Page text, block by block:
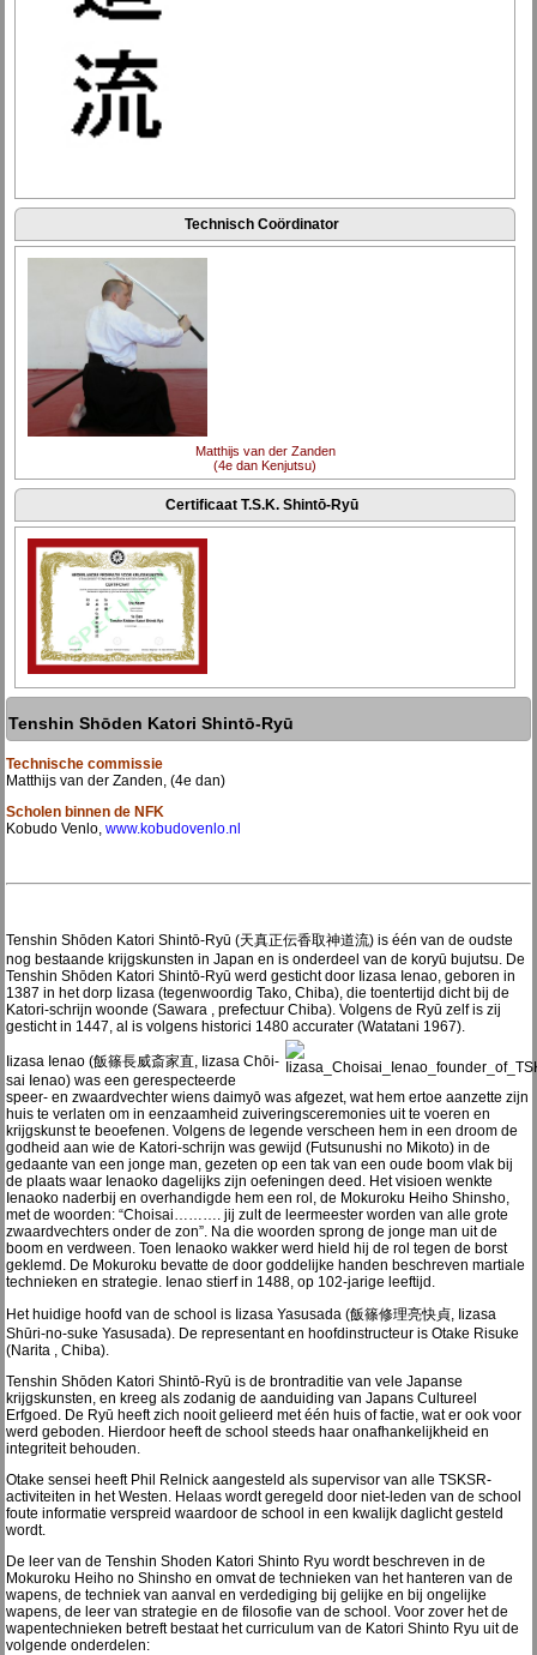
Technisch Coördinator
Matthijs van der Zanden
(4e dan Kenjutsu)
Certificaat T.S.K. Shintō-Ryū
Tenshin Shōden Katori Shintō-Ryū
Technische commissie
Matthijs van der Zanden, (4e dan)
Scholen binnen de NFK
Kobudo Venlo,www.kobudovenlo.nl
Tenshin Shōden Katori Shintō-Ryū (天真正伝香取神道流) is één van de oudste
nog bestaande krijgskunsten in Japan en is onderdeel van de koryū bujutsu. De
Tenshin Shōden Katori Shintō-Ryū werd gesticht door Iizasa Ienao, geboren in
1387 in het dorp Iizasa (tegenwoordig Tako, Chiba), die toentertijd dicht bij de
Katori-schrijn woonde (Sawara , prefectuur Chiba). Volgens de Ryū zelf is zij
gesticht in 1447, al is volgens historici 1480 accurater (Watatani 1967).
Iizasa Ienao (飯篠長威斎家直, Iizasa Chōi-
sai Ienao) was een gerespecteerde
speer- en zwaardvechter wiens daimyō was afgezet, wat hem ertoe aanzette zijn
huis te verlaten om in eenzaamheid zuiveringsceremonies uit te voeren en
krijgskunst te beoefenen. Volgens de legende verscheen hem in een droom de
godheid aan wie de Katori-schrijn was gewijd (Futsunushi no Mikoto) in de
gedaante van een jonge man, gezeten op een tak van een oude boom vlak bij
de plaats waar Ienaoko dagelijks zijn oefeningen deed. Het visioen wenkte
Ienaoko naderbij en overhandigde hem een rol, de Mokuroku Heiho Shinsho,
met de woorden: “Choisai………. jij zult de leermeester worden van alle grote
zwaardvechters onder de zon”. Na die woorden sprong de jonge man uit de
boom en verdween. Toen Ienaoko wakker werd hield hij de rol tegen de borst
geklemd. De Mokuroku bevatte de door goddelijke handen beschreven martiale
technieken en strategie. Ienao stierf in 1488, op 102-jarige leeftijd.
Het huidige hoofd van de school is Iizasa Yasusada (飯篠修理亮快貞, Iizasa
Shūri-no-suke Yasusada). De representant en hoofdinstructeur is Otake Risuke
(Narita , Chiba).
Tenshin Shōden Katori Shintō-Ryū is de brontraditie van vele Japanse
krijgskunsten, en kreeg als zodanig de aanduiding van Japans Cultureel
Erfgoed. De Ryū heeft zich nooit gelieerd met één huis of factie, wat er ook voor
werd geboden. Hierdoor heeft de school steeds haar onafhankelijkheid en
integriteit behouden.
Otake sensei heeft Phil Relnick aangesteld als supervisor van alle TSKSR-
activiteiten in het Westen. Helaas wordt geregeld door niet-leden van de school
foute informatie verspreid waardoor de school in een kwalijk daglicht gesteld
wordt.
De leer van de Tenshin Shoden Katori Shinto Ryu wordt beschreven in de
Mokuroku Heiho no Shinsho en omvat de technieken van het hanteren van de
wapens, de techniek van aanval en verdediging bij gelijke en bij ongelijke
wapens, de leer van strategie en de filosofie van de school. Voor zover het de
wapentechnieken betreft bestaat het curriculum van de Katori Shinto Ryu uit de
volgende onderdelen: